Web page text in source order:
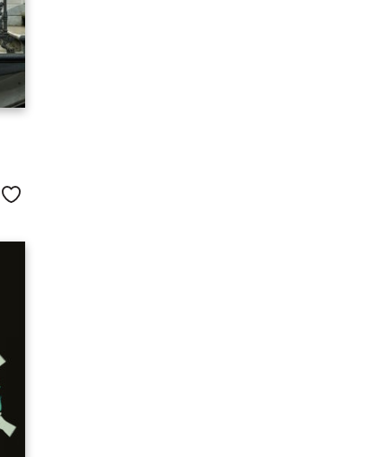
Me gusta